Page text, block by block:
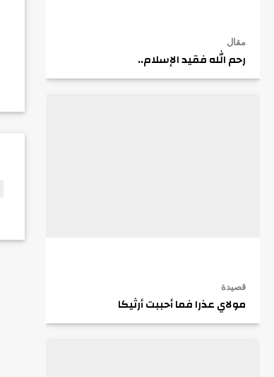
مقال
رحم الله فقيد الإسلام..
قصيدة
مولاي عذرا فما أحببت أرثيكا